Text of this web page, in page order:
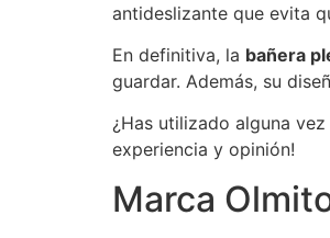
antideslizante que evita
En definitiva, la bañera
guardar. Además, su
¿Has utilizado alguna
experiencia y opinión!
Marca